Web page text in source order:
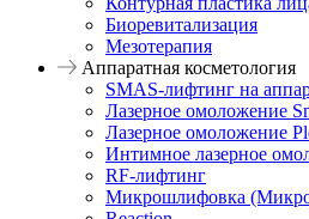
Биоревитализация
Мезотерапия
Аппаратная косметология
SMAS-лифтинг на
Лазерное омоложение
Лазерное омоложение
Интимное лазерное
RF-лифтинг
Микрошлифовка